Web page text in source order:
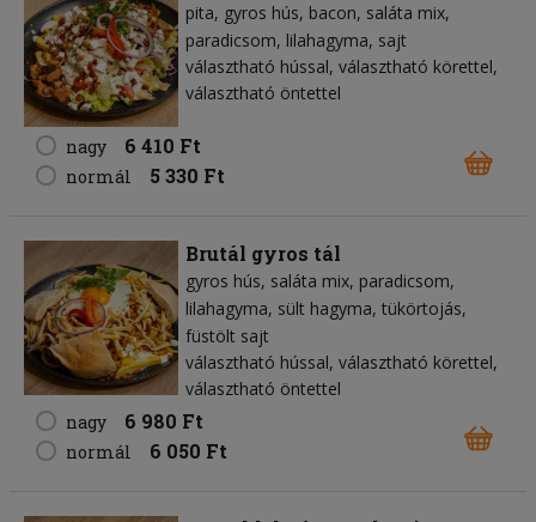
pita gyros hús bacon saláta mix
paradicsom lilahagyma sajt
választható hússal, választható körettel,
választható öntettel
nagy 6 410 Ft
normál 5 330 Ft
Brutál gyros tál
gyros hús saláta mix paradicsom
lilahagyma sült hagyma tükörtojás
füstölt sajt
választható hússal, választható körettel,
választható öntettel
nagy
6 980 Ft
normál 6 050 Ft